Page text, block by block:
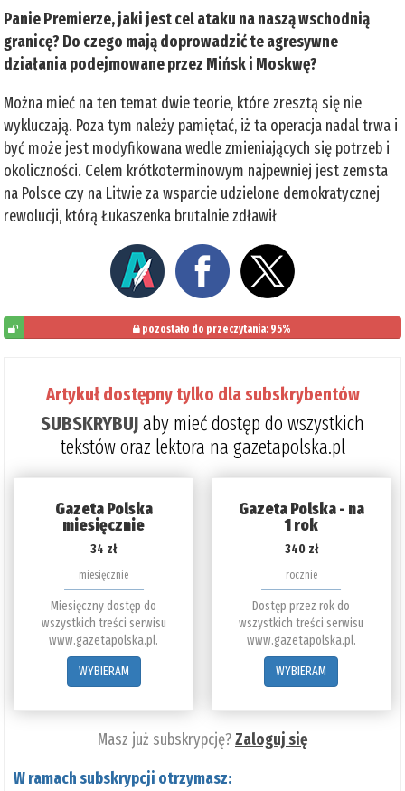
Panie Premierze, jaki jest cel ataku na naszą wschodnią
granicę? Do czego mają doprowadzić te agresywne
działania podejmowane przez Mińsk i Moskwę?
Można mieć na ten temat dwie teorie, które zresztą się nie
wykluczają. Poza tym należy pamiętać, iż ta operacja nadal trwa i
być może jest modyfikowana wedle zmieniających się potrzeb i
okoliczności. Celem krótkoterminowym najpewniej jest zemsta
na Polsce czy na Litwie za wsparcie udzielone demokratycznej
rewolucji, którą Łukaszenka brutalnie zdławił
pozostało do przeczytania: 95%
Artykuł dostępny tylko dla subskrybentów
SUBSKRYBUJaby mieć dostęp do wszystkich
tekstów oraz lektora na gazetapolska.pl
Gazeta Polska
miesięcznie
34 zł
miesięcznie
Miesięczny dostęp do
wszystkich treści serwisu
www.gazetapolska.pl.
WYBIERAM
Gazeta Polska - na
1 rok
340 zł
rocznie
Dostęp przez rok do
wszystkich treści serwisu
www.gazetapolska.pl.
WYBIERAM
Masz już subskrypcję?Zaloguj się
W ramach subskrypcji otrzymasz: